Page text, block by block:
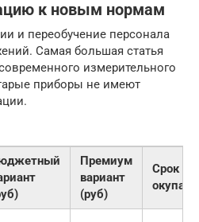
к новым нормам
и переобучение персонала
Самая большая статья
измерительного
приборы не имеют
Премиум
вариант
(руб)
Срок